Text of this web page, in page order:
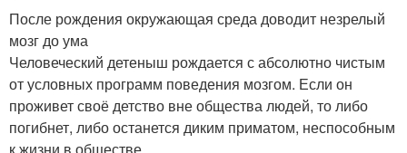
После рождения окружающая среда доводит незрелый
мозг до ума
Человеческий детеныш рождается с абсолютно чистым
от условных программ поведения мозгом. Если он
проживет своё детство вне общества людей, то либо
погибнет, либо останется диким приматом, неспособным